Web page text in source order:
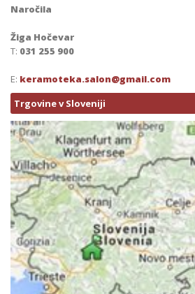
Naročila
Žiga Hočevar
T: 031 255 900
E: keramoteka.salon@gmail.com
Trgovine v Sloveniji